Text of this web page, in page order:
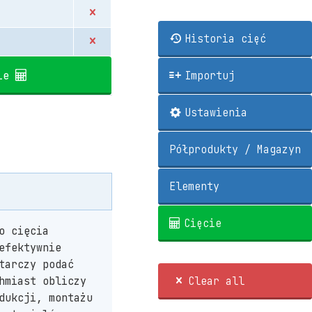
Historia cięć
Importuj
Ustawienia
Półprodukty / Magazyn
Elementy
Cięcie
Clear all
cięcia
podać
obliczy
montażu